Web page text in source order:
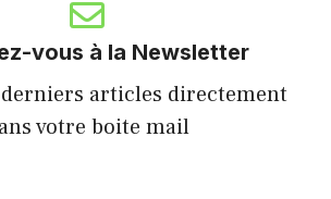
vous à la Newsletter
derniers articles directement
votre boite mail